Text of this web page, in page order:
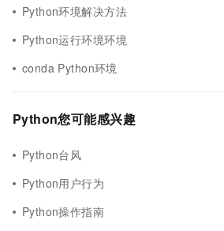
Python环境解决方法
Python运行环境环境
conda Python环境
Python您可能感兴趣
Python台风
Python用户行为
Python操作指南